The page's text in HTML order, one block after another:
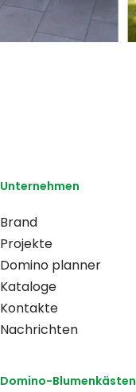
Unternehmen
Brand
Projekte
Domino planner
Kataloge
Kontakte
Nachrichten
Domino-Blumenkästen